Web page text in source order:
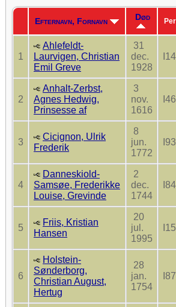
Efternavn, Fornavn Død
1
Ahlefeldt-
Laurvigen, Christian
Emil Greve
31
dec.
1928
2
Anhalt-Zerbst,
Agnes Hedwig,
Prinsesse af
3
nov.
1616
3
Cicignon, Ulrik
Frederik
8
jun.
1772
4
Danneskiold-
Samsøe, Frederikke
Louise, Grevinde
2
dec.
1744
5
Friis, Kristian
Hansen
20
jul.
1995
6
Holstein-
Sønderborg,
Christian August,
Hertug
28
jan.
1754